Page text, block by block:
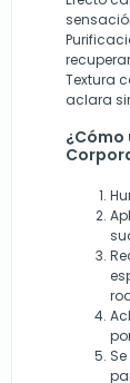
Textura
aclara
¿Cómo